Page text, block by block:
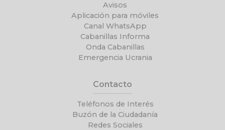
Avisos
Aplicación para móviles
Canal WhatsApp
Cabanillas Informa
Onda Cabanillas
Emergencia Ucrania
Contacto
Teléfonos de Interés
Buzón de la Ciudadanía
Redes Sociales